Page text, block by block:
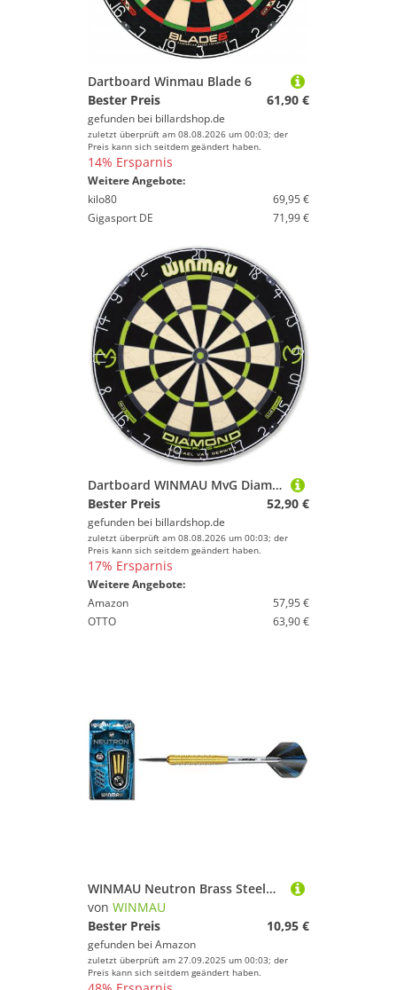
Dartboard Winmau Blade 6
Bester Preis
61,90 €
gefunden bei billardshop.de
zuletzt überprüft am 08.08.2026 um 00:03; der
Preis kann sich seitdem geändert haben.
14% Ersparnis
Weitere Angebote:
kilo80
69,95 €
Gigasport DE
71,99 €
Dartboard WINMAU MvG Diamond Edition, 3014
Bester Preis
52,90 €
gefunden bei billardshop.de
zuletzt überprüft am 08.08.2026 um 00:03; der
Preis kann sich seitdem geändert haben.
17% Ersparnis
Weitere Angebote:
Amazon
57,95 €
OTTO
63,90 €
WINMAU Neutron Brass Steeldart 1209 22 g Dart Pfeil Pfeile Steeldarts Steeldart
von WINMAU
Bester Preis
10,95 €
gefunden bei Amazon
zuletzt überprüft am 27.09.2025 um 00:03; der
Preis kann sich seitdem geändert haben.